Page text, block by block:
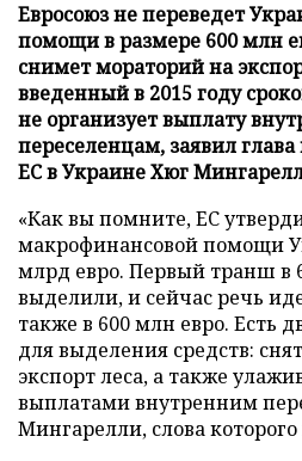
Евросоюз не переведет
помощи в размере 600 млн
снимет мораторий на
введенный в 2015 году
не организует выплату
переселенцам, заявил глава
ЕС в Украине Хюг
«Как вы помните, ЕС
макрофинансовой помощи
млрд евро. Первый транш в
выделили, и сейчас речь
также в 600 млн евро. Есть
для выделения средств:
экспорт леса, а также
выплатами внутренним
Мингарелли, слова